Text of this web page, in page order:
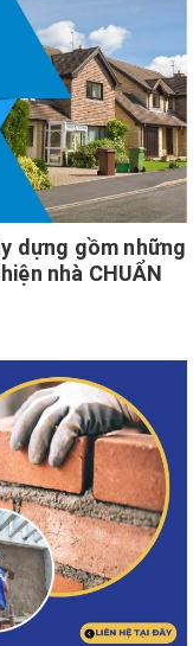
dựng gồm những
nhà CHUẨN